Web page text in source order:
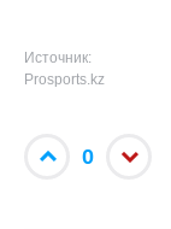
Источник:
Prosports.kz
0